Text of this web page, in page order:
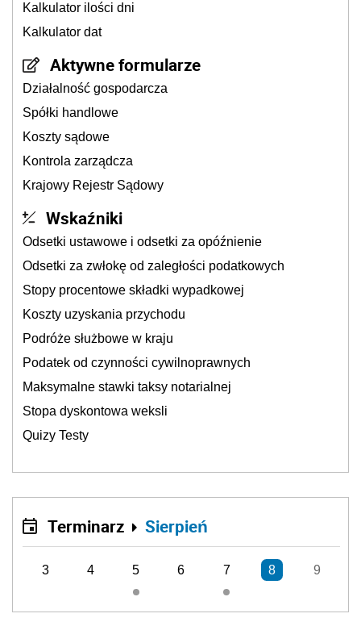
Kalkulator ilości dni
Kalkulator dat
Aktywne formularze
Działalność gospodarcza
Spółki handlowe
Koszty sądowe
Kontrola zarządcza
Krajowy Rejestr Sądowy
Wskaźniki
Odsetki ustawowe i odsetki za opóźnienie
Odsetki za zwłokę od zaległości podatkowych
Stopy procentowe składki wypadkowej
Koszty uzyskania przychodu
Podróże służbowe w kraju
Podatek od czynności cywilnoprawnych
Maksymalne stawki taksy notarialnej
Stopa dyskontowa weksli
Quizy Testy
Terminarz Sierpień
3 4 5 6 7 8 9